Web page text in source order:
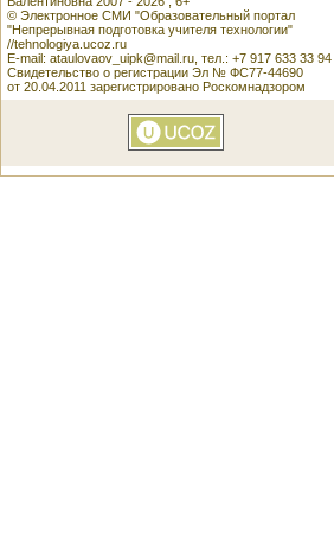
© Электронное СМИ "Образовательный портал
"Непрерывная подготовка учителя технологии"
//tehnologiya.ucoz.ru
E-mail: ataulovaov_uipk@mail.ru, тел.: +7 917 633 33 94
Свидетельство о регистрации Эл № ФС77-44690
от 20.04.2011 зарегистрировано Роскомнадзором